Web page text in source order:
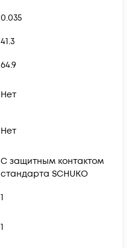
0.035
41.3
64.9
Нет
Нет
С защитным контактом
стандарта SCHUKO
1
1